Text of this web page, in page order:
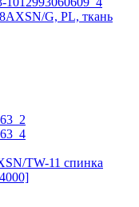
G, PL, ткань
TW-11 спинка